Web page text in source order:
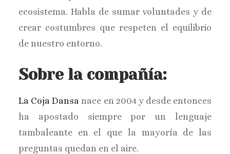
ecosistema. Habla de sumar voluntades y de
crear costumbres que respeten el equilibrio
de nuestro entorno.
Sobre la compañía:
La Coja Dansa nace en 2004 y desde entonces
ha apostado siempre por un lenguaje
tambaleante en el que la mayoría de las
preguntas quedan en el aire.